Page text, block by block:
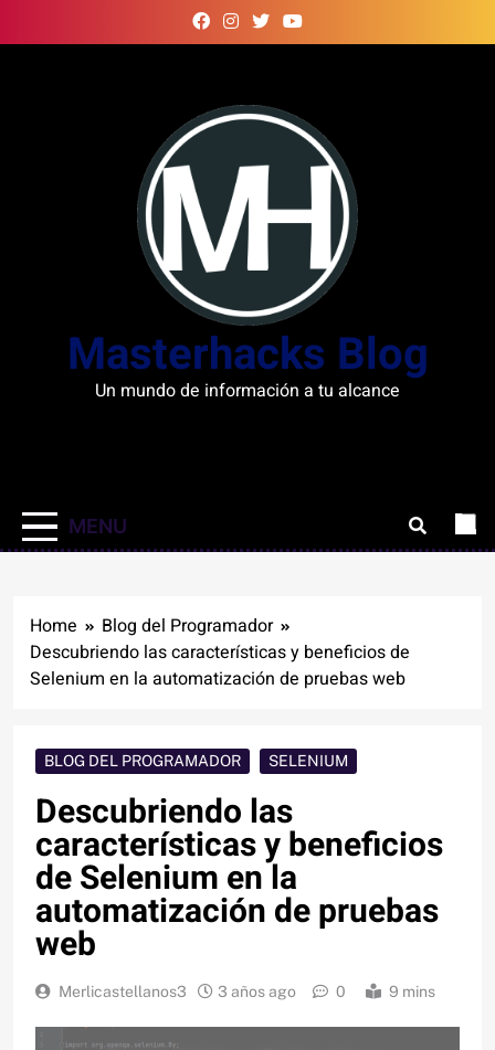
to
Masterhacks Blog
Un mundo de información a tu alcance
MENU
Home
Blog del Programador
Descubriendo las características y beneficios de
Selenium en la automatización de pruebas web
BLOG DEL PROGRAMADOR SELENIUM
Descubriendo las
características y beneficios
de Selenium en la
automatización de pruebas
web
Merlicastellanos3 3 años ago 0 9 mins